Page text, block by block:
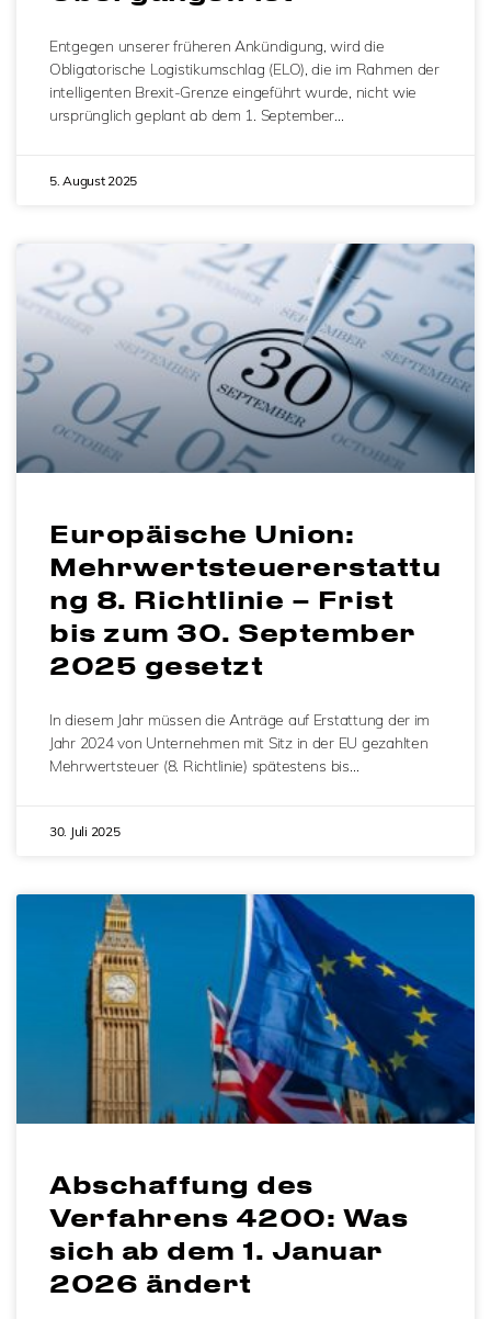
Entgegen unserer früheren Ankündigung, wird die
Obligatorische Logistikumschlag (ELO), die im Rahmen der
intelligenten Brexit-Grenze eingeführt wurde, nicht wie
ursprünglich geplant ab dem 1. September…
5. August 2025
Europäische Union:
Mehrwertsteuererstattu
ng 8. Richtlinie – Frist
bis zum 30. September
2025 gesetzt
In diesem Jahr müssen die Anträge auf Erstattung der im
Jahr 2024 von Unternehmen mit Sitz in der EU gezahlten
Mehrwertsteuer (8. Richtlinie) spätestens bis…
30. Juli 2025
Abschaffung des
Verfahrens 4200: Was
sich ab dem 1. Januar
2026 ändert